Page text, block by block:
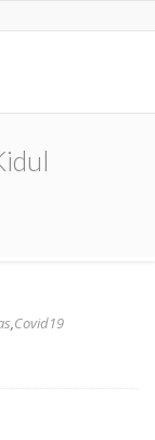
,Covid19